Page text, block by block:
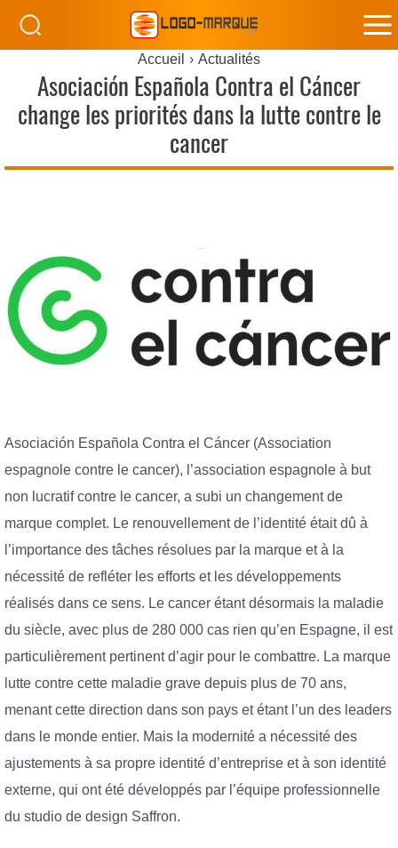
Accueil Actualités
Asociación Española Contra el Cáncer
change les priorités dans la lutte contre le
cancer
Asociación Española Contra el Cáncer (Association
espagnole contre le cancer), l’association espagnole à but
non lucratif contre le cancer, a subi un changement de
marque complet. Le renouvellement de l’identité était dû à
l’importance des tâches résolues par la marque et à la
nécessité de refléter les efforts et les développements
réalisés dans ce sens. Le cancer étant désormais la maladie
du siècle, avec plus de 280 000 cas rien qu’en Espagne, il est
particulièrement pertinent d’agir pour le combattre. La marque
lutte contre cette maladie grave depuis plus de 70 ans,
menant cette direction dans son pays et étant l’un des leaders
dans le monde entier. Mais la modernité a nécessité des
ajustements à sa propre identité d’entreprise et à son identité
externe, qui ont été développés par l’équipe professionnelle
du studio de design Saffron.